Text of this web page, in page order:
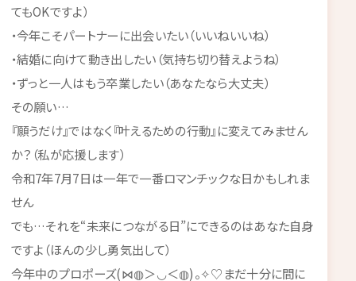
てもOKですよ）
・今年こそパートナーに出会いたい（いいねいいね）
・結婚に向けて動き出したい（気持ち切り替えようね）
・ずっと一人はもう卒業したい（あなたなら大丈夫）
その願い…
『願うだけ』ではなく『叶えるための行動』に変えてみません
か？（私が応援します）
令和7年7月7日は一年で一番ロマンチックな日かもしれま
せん
でも…それを“未来につながる日”にできるのはあなた自身
ですよ（ほんの少し勇気出して）
今年中のプロポーズ(⋈◍＞◡＜◍)。✧♡まだ十分に間に